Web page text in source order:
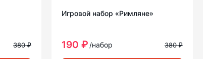
380 ₽
Игровой набор «Римляне»
190 ₽ /набор 380 ₽